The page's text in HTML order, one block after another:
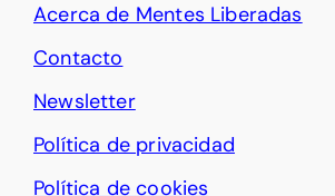
Acerca de Mentes Liberadas
Contacto
Newsletter
Política de privacidad
Política de cookies